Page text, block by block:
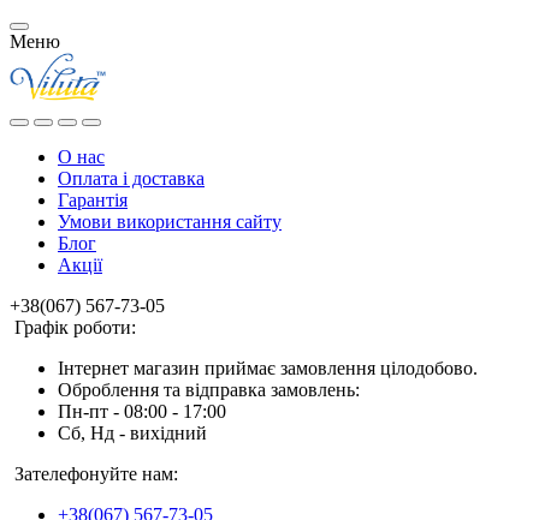
Меню
О нас
Оплата і доставка
Гарантія
Умови використання сайту
Блог
Акції
+38(067) 567-73-05
Графік роботи:
Інтернет магазин приймає замовлення цілодобово.
Оброблення та відправка замовлень:
Пн-пт - 08:00 - 17:00
Сб, Нд - вихідний
Зателефонуйте нам:
+38(067) 567-73-05